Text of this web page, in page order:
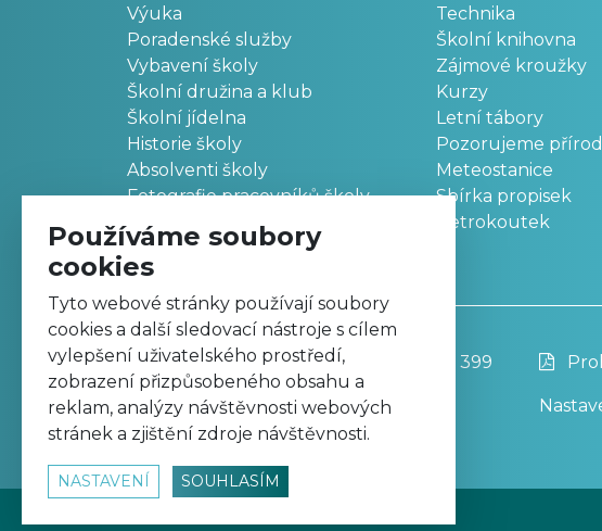
Výuka
Poradenské služby
Vybavení školy
Školní družina a klub
Školní jídelna
Historie školy
Absolventi školy
Fotografie pracovníků školy
Technika
Školní knihovna
Zájmové kroužky
Kurzy
Letní tábory
Pozorujeme
Meteostanice
Sbírka propisek
Retrokoutek
Základní škola, Trutnov, Komenského 399
499 811 195
zskomtu@zskomtu.cz
Používáme soubory
cookies
Tyto webové stránky používají soubory
cookies a další sledovací nástroje s cílem
vylepšení uživatelského prostředí,
zobrazení přizpůsobeného obsahu a
reklam, analýzy návštěvnosti webových
stránek a zjištění zdroje návštěvnosti.
NASTAVENÍ SOUHLASÍM